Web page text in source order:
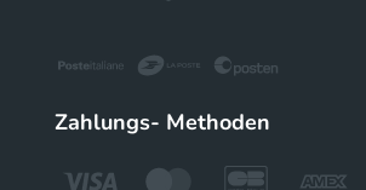
Zahlungs- Methoden